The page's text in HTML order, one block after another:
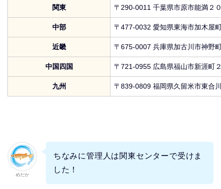
関東 〒290-0011 千葉県市原市能満２
中部 〒477-0032 愛知県東海市加木屋
近畿 〒675-0007 兵庫県加古川市神野
中国四国 〒721-0955 広島県福山市新涯町
九州 〒839-0809 福岡県久留米市東合
めだか
ちなみに管理人は関東センターで受けま
した！